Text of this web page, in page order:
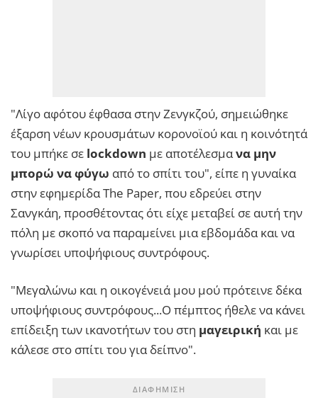
"Λίγο αφότου έφθασα στην Ζενγκζού, σημειώθηκε
έξαρση νέων κρουσμάτων κορονοϊού και η κοινότητά
του μπήκε σε lockdown με αποτέλεσμανα μην
μπορώ να φύγω από το σπίτι του", είπε η γυναίκα
στην εφημερίδα The Paper, που εδρεύει στην
Σανγκάη, προσθέτοντας ότι είχε μεταβεί σε αυτή την
πόλη με σκοπό να παραμείνει μια εβδομάδα και να
γνωρίσει υποψήφιους συντρόφους.
"Μεγαλώνω και η οικογένειά μου μού πρότεινε δέκα
υποψήφιους συντρόφους...Ο πέμπτος ήθελε να κάνει
επίδειξη των ικανοτήτων του στη μαγειρική και με
κάλεσε στο σπίτι του για δείπνο".